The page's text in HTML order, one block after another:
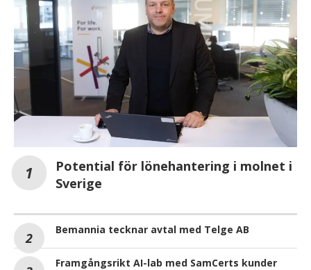
Potential för lönehantering i molnet i
Sverige
Bemannia tecknar avtal med Telge AB
Framgångsrikt AI-lab med SamCerts kunder